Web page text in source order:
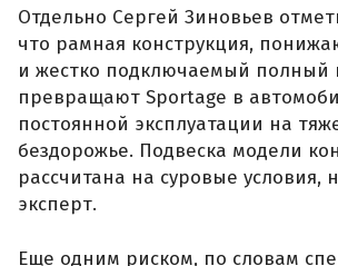
Отдельно Сергей Зиновьев
что рамная конструкция,
и жестко подключаемый полный
превращают Sportage в
постоянной эксплуатации на
бездорожье. Подвеска модели
рассчитана на суровые условия,
эксперт.
Еще одним риском, по словам